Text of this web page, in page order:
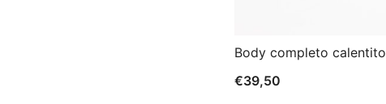
Body completo calentito
€39,50